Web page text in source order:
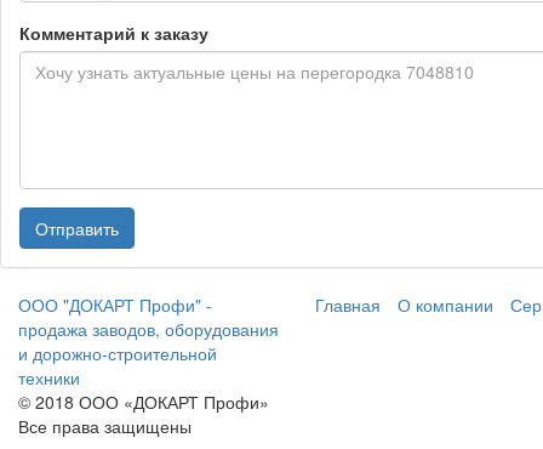
Комментарий к заказу
Отправить
ООО "ДОКАРТ Профи" -
продажа заводов, оборудования
и дорожно-строительной
техники
© 2018 ООО «ДОКАРТ Профи»
Все права защищены
Главная О компании